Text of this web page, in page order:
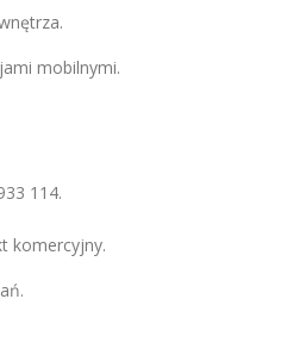
mobilnymi.
114.
komercyjny.